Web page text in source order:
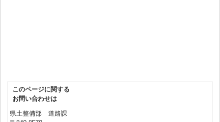
このページに関する
お問い合わせは
県土整備部 道路課